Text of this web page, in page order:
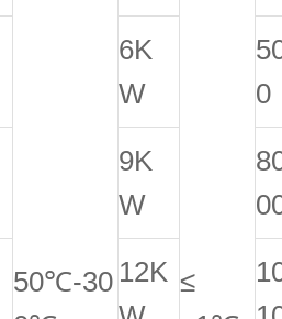
50℃-30
≤
6K
W
0
9K
W
12K